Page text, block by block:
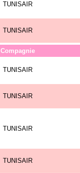
TUNISAIR
TUNISAIR
Compagnie
TUNISAIR
TUNISAIR
TUNISAIR
TUNISAIR